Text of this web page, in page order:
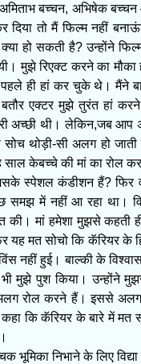
बच्चन, अभिषेक बच्चन
दिया तो मैं फिल्म नहीं
हो सकती है? उन्होंने
मुझे रिएक्ट करने का मौका
ही हां कर चुके थे। मैंने
एक्टर मुझे तुरंत हां
अच्छी थी। लेकिन,जब आप
थोड़ी-सी अलग हो
केबच्चे की मां का रोल
स्पेशल कंडीशन हैं? फिर
में नहीं आ रहा था।
की। मां हमेशा मुझसे कहती
यह मत सोचो कि कॅरियर के
नहीं हुई। बाल्की के
मुझे पुश किया। उन्होंने
रोल करने हैं। इससे अलग
कि कॅरियर के बारे में मत
भूमिका निभाने के लिए